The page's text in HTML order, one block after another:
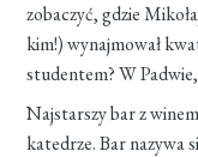
zobaczyć, gdzie
kim!) wynajmował
studentem? W
Najstarszy bar z
katedrze. Bar nazywa